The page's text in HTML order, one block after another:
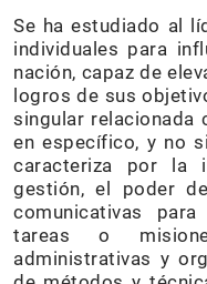
Se ha estudiado al
individuales para
nación, capaz de
logros de sus
singular relacionada
en específico, y no
caracteriza por la
gestión, el poder
comunicativas
tareas o
administrativas y